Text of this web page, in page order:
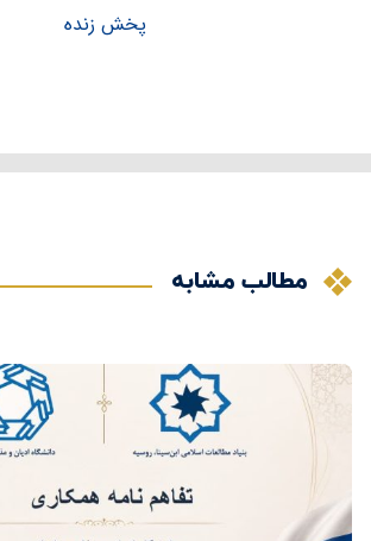
پخش زنده
مطالب مشابه